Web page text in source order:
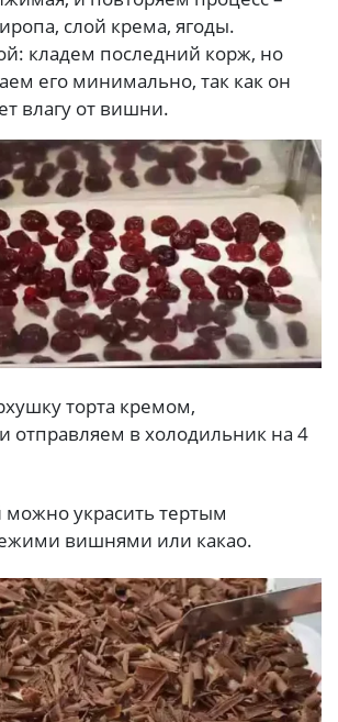
слой крема, ягоды.
кладем последний корж, но
его минимально, так как он
влагу от вишни.
торта кремом,
отправляем в холодильник на 4
украсить тертым
вишнями или какао.